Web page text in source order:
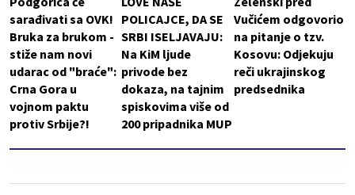
sarađivati sa OVK!
Bruka za brukom -
stiže nam novi
udarac od "braće":
Crna Gora u
vojnom paktu
protiv Srbije?!
POLICAJCE, DA SE
SRBI ISELJAVAJU:
Na KiM ljude
privode bez
dokaza, na tajnim
spiskovima više od
200 pripadnika MUP
Vučićem odgovorio
na pitanje o tzv.
Kosovu: Odjekuju
reči ukrajinskog
predsednika